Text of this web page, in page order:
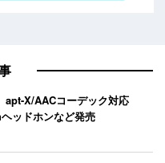
apt-X/AACコーデック対応
ッドホンなど発売